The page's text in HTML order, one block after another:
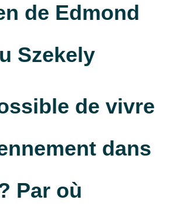
de Edmond
Szekely
de vivre
dans
Par où